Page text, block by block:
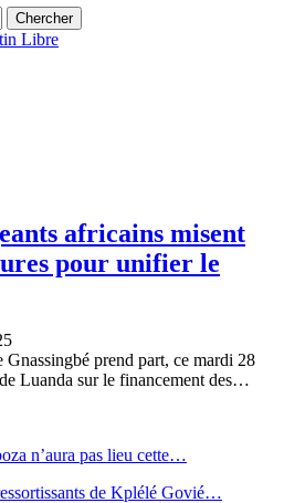
africains misent
pour unifier le
prend part, ce mardi 28
Luanda sur le financement des…
n’aura pas lieu cette…
de Kplélé Govié…